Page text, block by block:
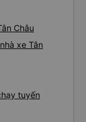
Châu
xe Tân
tuyến